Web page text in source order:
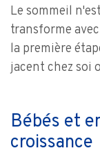
Le sommeil
transforme
la première
jacent chez soi
Bébés et
croissance